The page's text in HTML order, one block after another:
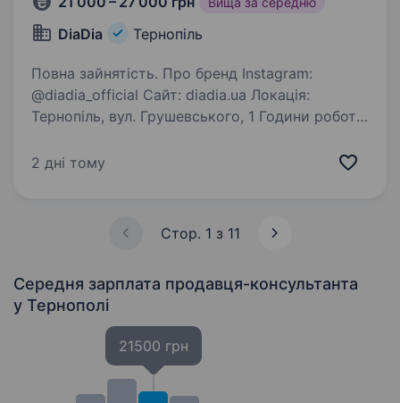
DiaDia Тернопіль
Повна зайнятість. Про бренд Instagram:
@diadia_official Сайт: diadia.ua Локація:
Тернопіль, вул. Грушевського, 1 Години роботи:
бренд родом із мальовничого Закарпаття. Вже
2 дні тому
Стор. 1 з 11
Середня зарплата продавця-консультанта
у Тернополі
21500 грн